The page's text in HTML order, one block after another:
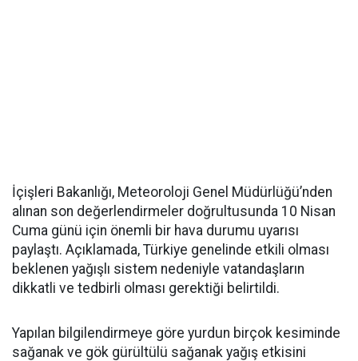
İçişleri Bakanlığı, Meteoroloji Genel Müdürlüğü’nden
alınan son değerlendirmeler doğrultusunda 10 Nisan
Cuma günü için önemli bir hava durumu uyarısı
paylaştı. Açıklamada, Türkiye genelinde etkili olması
beklenen yağışlı sistem nedeniyle vatandaşların
dikkatli ve tedbirli olması gerektiği belirtildi.
Yapılan bilgilendirmeye göre yurdun birçok kesiminde
sağanak ve gök gürültülü sağanak yağış etkisini